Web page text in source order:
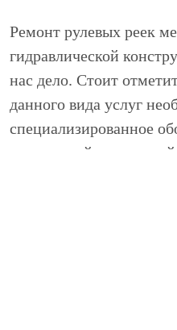
Ремонт рулевых реек
гидравлической
нас дело. Стоит
данного вида услуг
специализированное
не в каждой